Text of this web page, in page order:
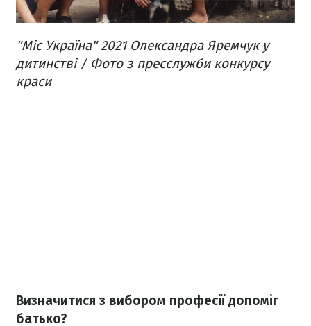
"Міс Україна" 2021 Олександра Яремчук у
дитинстві / Фото з пресслужби конкурсу
краси
Визначитися з вибором професії допоміг
батько?